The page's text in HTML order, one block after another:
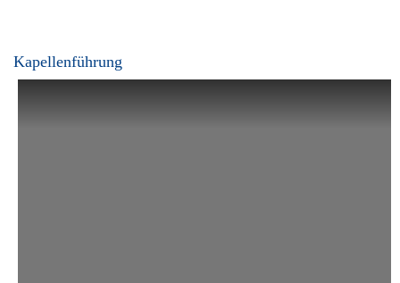
Kapellenführung